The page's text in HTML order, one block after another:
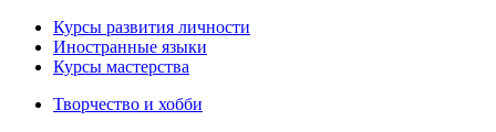
Курсы развития личности
Иностранные языки
Курсы мастерства
Творчество и хобби